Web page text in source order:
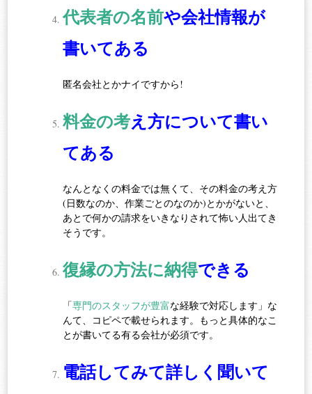
代表者の名前や会社情報が
書いてある
匿名会社とかナイですから!
料金の考え方について書い
てある
なんとなくの料金では無くて、その料金の考え方
(日数なのか、作業ごとのなのか)とかがないと、
あとで何かの請求をいきなりされて怖い人出てき
そうです。
復縁の方法に納得できる
「専門のスタッフが豊富な経験で対応します」な
んて、コピペで載せられます。もっと具体的なこ
とが書いてる有る会社が必須です。
電話してみて詳しく聞いて